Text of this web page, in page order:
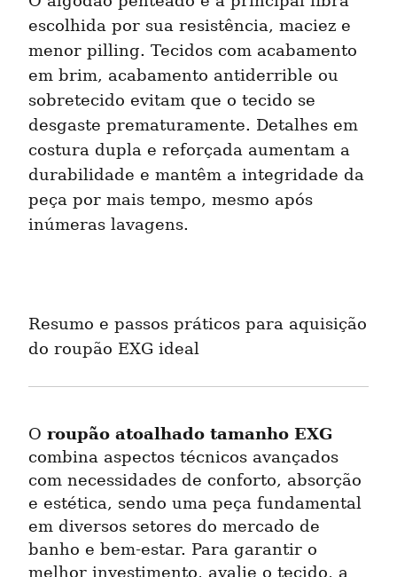
escolhida por sua resistência, maciez e
menor pilling. Tecidos com acabamento
em brim, acabamento antiderrible ou
sobretecido evitam que o tecido se
desgaste prematuramente. Detalhes em
costura dupla e reforçada aumentam a
durabilidade e mantêm a integridade da
peça por mais tempo, mesmo após
inúmeras lavagens.
Resumo e passos práticos para aquisição
do roupão EXG ideal
O roupão atoalhado tamanho EXG
combina aspectos técnicos avançados
com necessidades de conforto, absorção
e estética, sendo uma peça fundamental
em diversos setores do mercado de
banho e bem-estar. Para garantir o
melhor investimento, avalie o tecido, a